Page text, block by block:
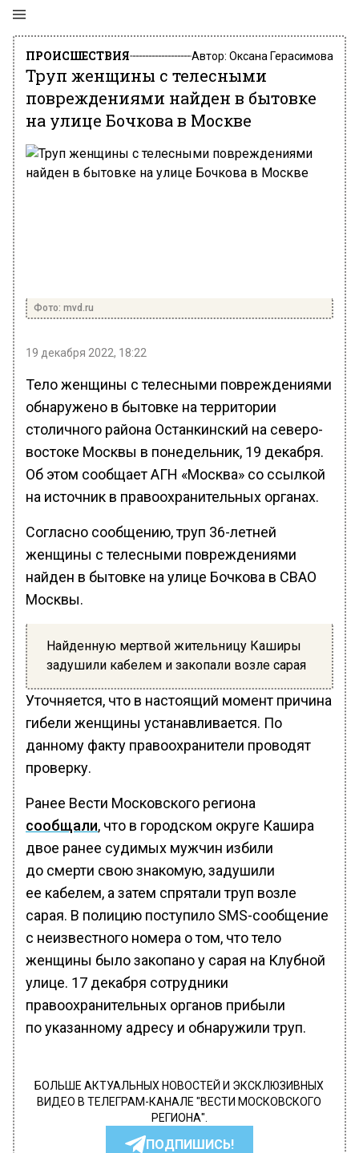
ПРОИСШЕСТВИЯ Автор: Оксана Герасимова
Труп женщины с телесными
повреждениями найден в бытовке
на улице Бочкова в Москве
Фото: mvd.ru
19 декабря 2022, 18:22
Тело женщины с телесными повреждениями
обнаружено в бытовке на территории
столичного района Останкинский на северо-
востоке Москвы в понедельник, 19 декабря.
Об этом сообщает АГН «Москва» со ссылкой
на источник в правоохранительных органах.
Согласно сообщению, труп 36-летней
женщины с телесными повреждениями
найден в бытовке на улице Бочкова в СВАО
Москвы.
Найденную мертвой жительницу Каширы
задушили кабелем и закопали возле сарая
Уточняется, что в настоящий момент причина
гибели женщины устанавливается. По
данному факту правоохранители проводят
проверку.
Ранее Вести Московского региона
сообщали, что в городском округе Кашира
двое ранее судимых мужчин избили
до смерти свою знакомую, задушили
ее кабелем, а затем спрятали труп возле
сарая. В полицию поступило SMS-сообщение
с неизвестного номера о том, что тело
женщины было закопано у сарая на Клубной
улице. 17 декабря сотрудники
правоохранительных органов прибыли
по указанному адресу и обнаружили труп.
БОЛЬШЕ АКТУАЛЬНЫХ НОВОСТЕЙ И ЭКСКЛЮЗИВНЫХ
ВИДЕО В ТЕЛЕГРАМ-КАНАЛЕ "ВЕСТИ МОСКОВСКОГО
РЕГИОНА".
ПОДПИШИСЬ!